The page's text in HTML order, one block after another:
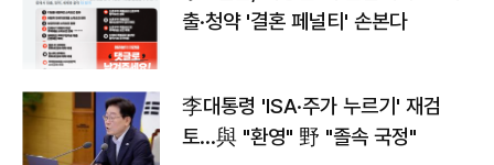
출·청약 '결혼 페널티' 손본다
李대통령 'ISA·주가 누르기' 재검
토…與 "환영" 野 "졸속 국정"